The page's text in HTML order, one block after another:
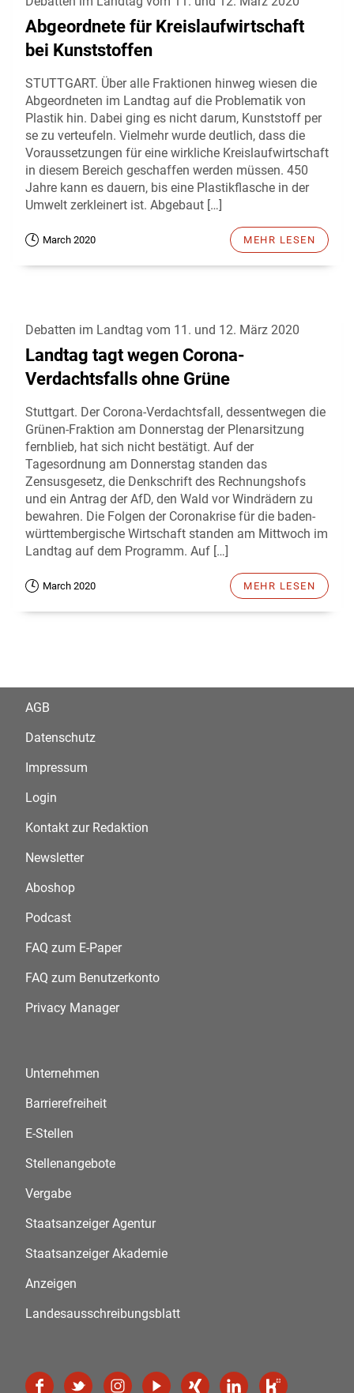
Abgeordnete für Kreislaufwirtschaft
bei Kunststoffen
STUTTGART. Über alle Fraktionen hinweg wiesen die
Abgeordneten im Landtag auf die Problematik von
Plastik hin. Dabei ging es nicht darum, Kunststoff per
se zu verteufeln. Vielmehr wurde deutlich, dass die
Voraussetzungen für eine wirkliche Kreislaufwirtschaft
in diesem Bereich geschaffen werden müssen. 450
Jahre kann es dauern, bis eine Plastikflasche in der
Umwelt zerkleinert ist. Abgebaut […]
March 2020 MEHR LESEN
Debatten im Landtag vom 11. und 12. März 2020
Landtag tagt wegen Corona-
Verdachtsfalls ohne Grüne
Stuttgart. Der Corona-Verdachtsfall, dessentwegen die
Grünen-Fraktion am Donnerstag der Plenarsitzung
fernblieb, hat sich nicht bestätigt. Auf der
Tagesordnung am Donnerstag standen das
Zensusgesetz, die Denkschrift des Rechnungshofs
und ein Antrag der AfD, den Wald vor Windrädern zu
bewahren. Die Folgen der Coronakrise für die baden-
württembergische Wirtschaft standen am Mittwoch im
Landtag auf dem Programm. Auf […]
March 2020 MEHR LESEN
AGB
Datenschutz
Impressum
Login
Kontakt zur Redaktion
Newsletter
Aboshop
Podcast
FAQ zum E-Paper
FAQ zum Benutzerkonto
Privacy Manager
Unternehmen
Barrierefreiheit
E-Stellen
Stellenangebote
Vergabe
Staatsanzeiger Agentur
Staatsanzeiger Akademie
Anzeigen
Landesausschreibungsblatt